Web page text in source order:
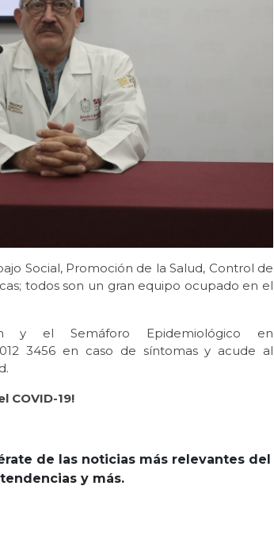
Social, Promoción de la Salud, Control de
todos son un gran equipo ocupado en el
y el Semáforo Epidemiológico en
3456 en caso de síntomas y acude al
COVID-19!
de las noticias más relevantes del
y más.